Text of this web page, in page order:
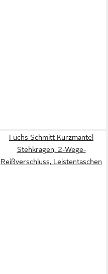
Fuchs Schmitt Kurzmantel
Stehkragen, 2-Wege-
Reißverschluss, Leistentaschen